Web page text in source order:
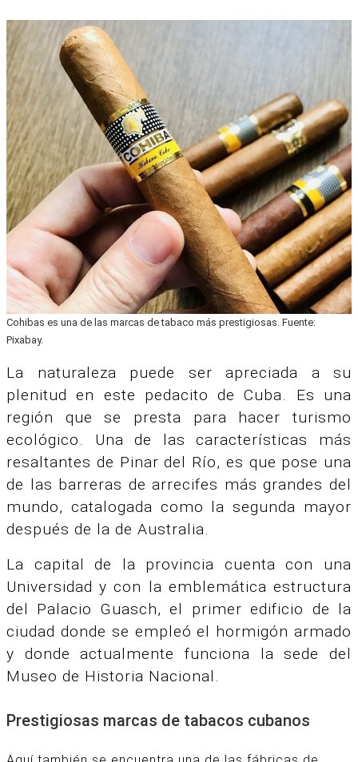
Cohibas es una de las marcas de tabaco más prestigiosas. Fuente:
Pixabay.
La naturaleza puede ser apreciada a su
plenitud en este pedacito de Cuba. Es una
región que se presta para hacer turismo
ecológico. Una de las características más
resaltantes de Pinar del Río, es que pose una
de las barreras de arrecifes más grandes del
mundo, catalogada como la segunda mayor
después de la de Australia.
La capital de la provincia cuenta con una
Universidad y con la emblemática estructura
del Palacio Guasch, el primer edificio de la
ciudad donde se empleó el hormigón armado
y donde actualmente funciona la sede del
Museo de Historia Nacional.
Prestigiosas marcas de tabacos cubanos